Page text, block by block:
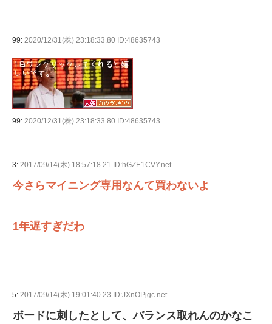
99: 2020/12/31(株) 23:18:33.80 ID:48635743
99: 2020/12/31(株) 23:18:33.80 ID:48635743
3: 2017/09/14(木) 18:57:18.21 ID:hGZE1CVY.net
今さらマイニング専用なんて買わないよ
1年遅すぎだわ
5: 2017/09/14(木) 19:01:40.23 ID:JXnOPjgc.net
ボードに刺したとして、バランス取れんのかなこ